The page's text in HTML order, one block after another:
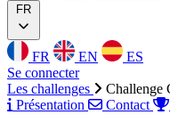
FR
FR EN
ES
Se connecter
Les challenges
Challenge
Présentation
Contact